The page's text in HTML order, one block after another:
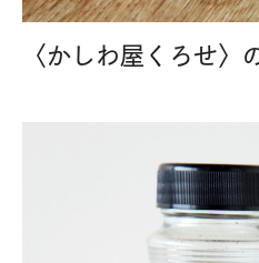
〈かしわ屋くろせ〉